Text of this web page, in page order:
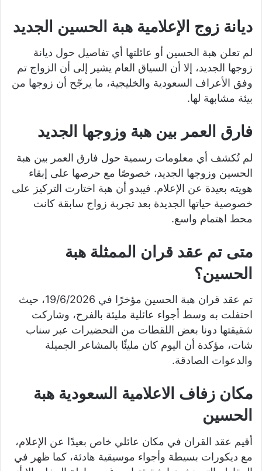
ديانة زوج الإعلامية هبة الحسين الجديد
لم تعلن هبة الحسين أو عائلتها أي تفاصيل حول ديانة
زوجها الجديد، إلا أن السياق العام يشير إلى أن الزواج تم
وفق الأعراف السعودية والخليجية، ما يرجّح أن زوجها من
بيئة مشابهة لها.
فارق العمر بين هبة وزوجها الجديد
لم تُكشف أي معلومات رسمية حول فارق العمر بين هبة
الحسين وزوجها الجديد، خصوصًا مع حرصها على إبقاء
هويته بعيدة عن الإعلام. فيبدو أن هبة اختارت التركيز على
خصوصية حياتها الجديدة بعد تجربة زواج سابقة كانت
محط اهتمام واسع.
متى تم عقد قران الممثلة هبة
الحسين؟
تم عقد قران هبة الحسين مؤخرًا في 19/6/2026، حيث
احتفلت به وسط أجواء عائلية مليئة بالفرح، وشاركت
شقيقتها دونا بعض اللقطات من التحضيرات عبر سناب
شات، مؤكدة أن اليوم كان مليئًا بالمشاعر الجميلة
والدعوات الصادقة.
مكان زفاف الاعلامية السعودية هبة
الحسين
أقيم عقد القران في مكان عائلي خاص بعيدًا عن الإعلام،
مع ديكورات بسيطة وأجواء موسيقية هادئة، كما ظهر في